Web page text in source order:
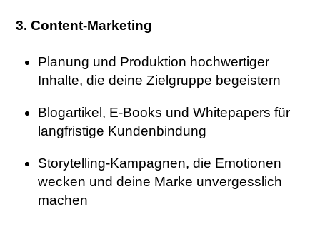
3. Content-Marketing
Planung und Produktion hochwertiger
Inhalte, die deine Zielgruppe begeistern
Blogartikel, E-Books und Whitepapers für
langfristige Kundenbindung
Storytelling-Kampagnen, die Emotionen
wecken und deine Marke unvergesslich
machen